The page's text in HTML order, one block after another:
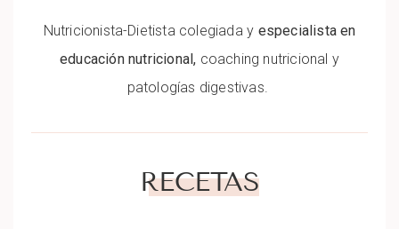
Nutricionista-Dietista colegiada y especialista en
educación nutricional, coaching nutricional y
patologías digestivas.
RECETAS